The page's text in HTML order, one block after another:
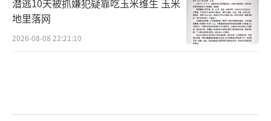
潜逃10天被抓嫌犯疑靠吃玉米维生 玉米
地里落网
2026-08-08 22:21:10